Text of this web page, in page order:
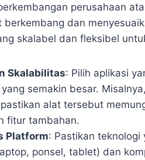
perusahaan
berkembang dan
skalabel dan fleksibel
Skalabilitas: Pilih aplikasi
semakin besar.
alat tersebut
fitur tambahan.
Platform: Pastikan
ponsel, tablet) dan